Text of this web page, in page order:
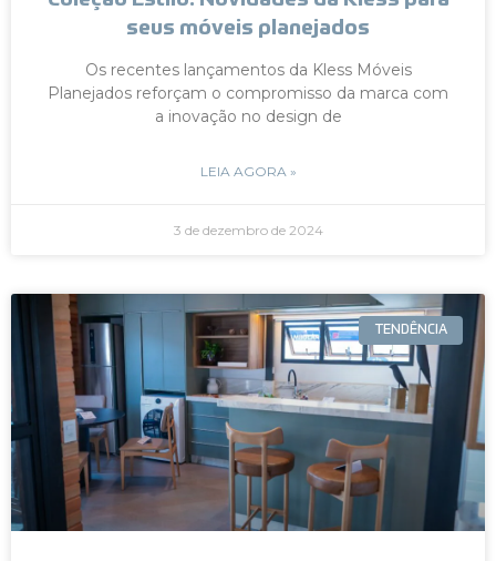
seus móveis planejados
Os recentes lançamentos da Kless Móveis
Planejados reforçam o compromisso da marca com
a inovação no design de
LEIA AGORA »
3 de dezembro de 2024
TENDÊNCIA